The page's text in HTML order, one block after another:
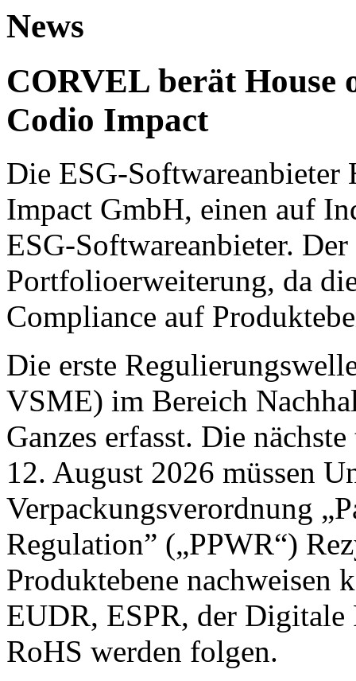
News
CORVEL berät House
Codio Impact
Die ESG-
Impact GmbH, einen auf
ESG-Softwareanbieter.
Portfolioerweiterung, da
Compliance auf
Die erste
VSME) im Bereich
Ganzes erfasst. Die
12. August 2026 müssen
Verpackungsverordnung
Regulation” („PPWR“)
Produktebene nachweisen
EUDR, ESPR, der
RoHS werden folgen.